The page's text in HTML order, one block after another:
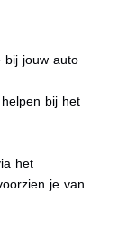
bij jouw auto
bij het
het
je van